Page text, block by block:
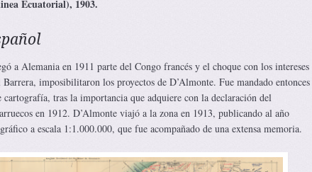
Ecuatorial), 1903.
a Alemania en 1911 parte del Congo francés y el choque con los intereses
imposibilitaron los proyectos de D’Almonte. Fue mandado entonces
cartografía, tras la importancia que adquiere con la declaración del
en 1912. D’Almonte viajó a la zona en 1913, publicando al año
a escala 1:1.000.000, que fue acompañado de una extensa memoria.